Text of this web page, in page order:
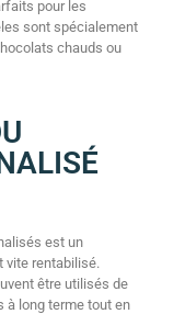
pour les
sont spécialement
chauds ou
est un
vite rentabilisé.
être utilisés de
à long terme tout en